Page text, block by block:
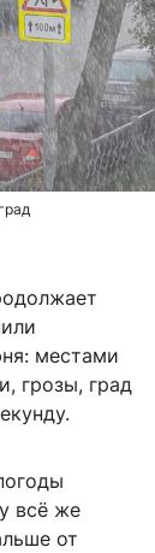
местами
грозы, град
всё же
от